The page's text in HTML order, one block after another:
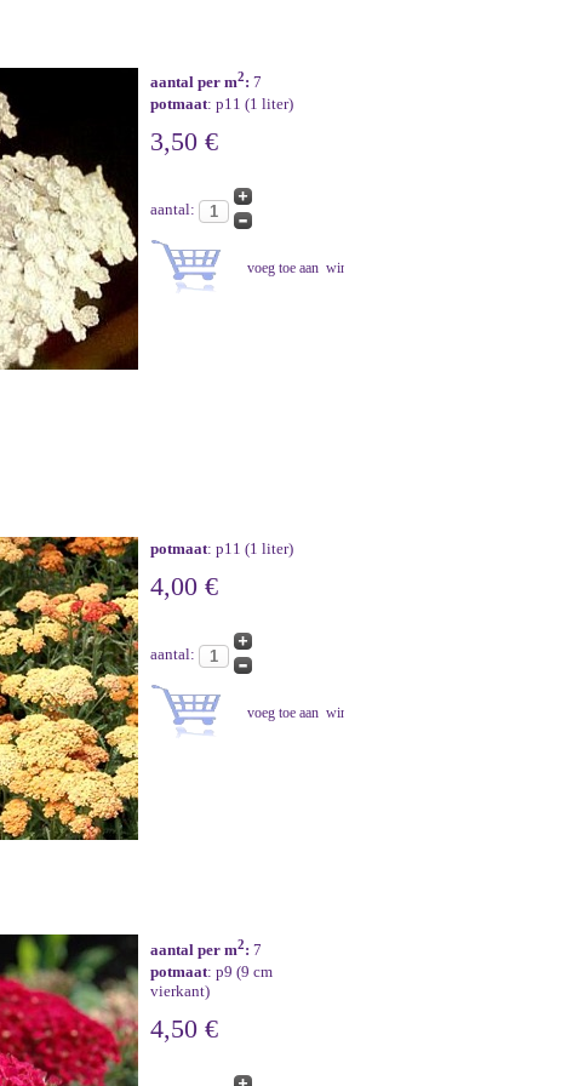
aantal per m2: 7
potmaat: p11 (1 liter)
3,50 €
aantal:
potmaat: p11 (1 liter)
4,00 €
aantal:
aantal per m2: 7
potmaat: p9 (9 cm
vierkant)
4,50 €